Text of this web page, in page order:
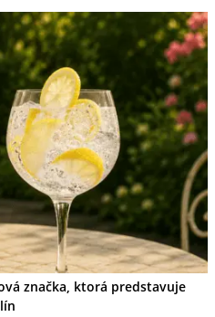
a doprava
značka, ktorá predstavuje